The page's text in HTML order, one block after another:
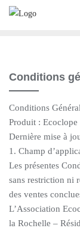
Conditions
Conditions
Produit : Ecoclope
Dernière mise à
1. Champ
Les présentes
sans restriction ni
des ventes
L’Association
la Rochelle –